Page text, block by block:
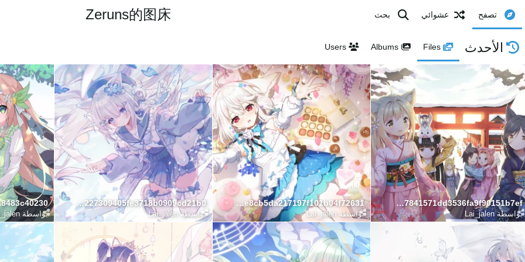
Zeruns的图床 تصفح عشوائي بحث
الأحدث Files
Albums
Users
بواسطة
dfa055227309405fe3718b0909cd21b0
بواسطةLai_jalen
cfdad3e8cb5da217197f101b04f72631
بواسطة Lai_jalen
c047887841571dd3536fa9f90151b7ef
بواسطةLai_jalen